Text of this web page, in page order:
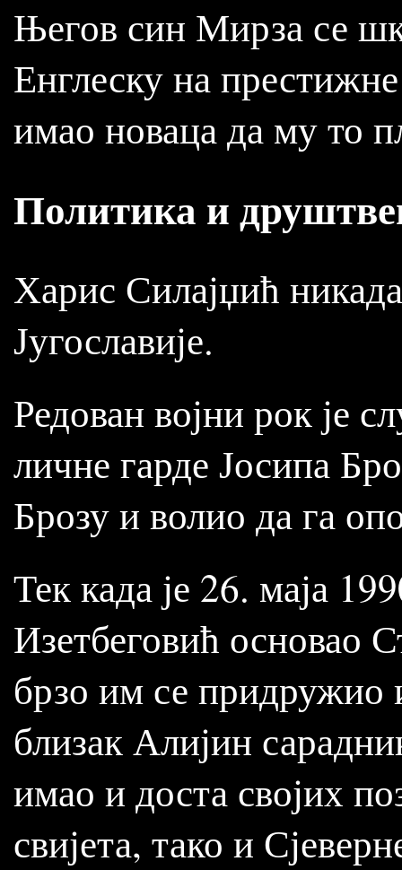
Његов син Мирза се
Енглеску на
имао новаца да му то
Политика и
Харис Силајџић
Југославије.
Редован војни рок је
личне гарде Јосипа
Брозу и волио да га
Тек када је 26. маја
Изетбеговић основао
брзо им се придружио
близак Алијин
имао и доста својих
свијета, тако и